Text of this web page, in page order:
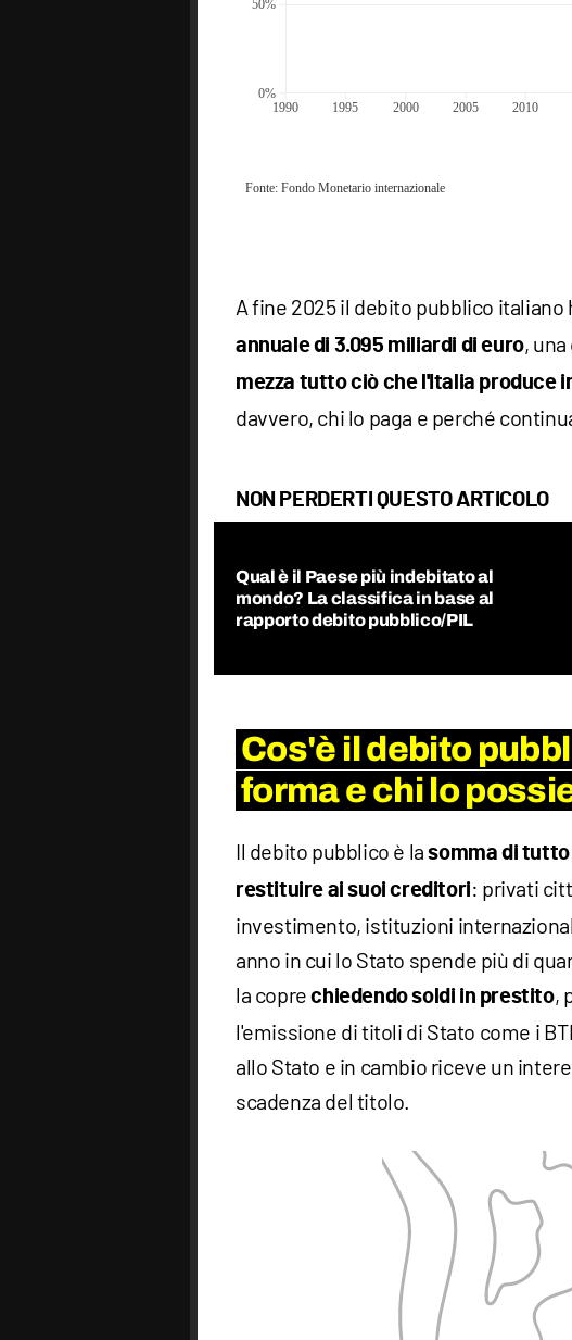
A fine 2025 il debito pubblico italiano
annuale di 3.095 miliardi di euro,
mezza tutto ciò che l'Italia produce
davvero, chi lo paga e perché
NON PERDERTI QUESTO ARTICOLO
Qual è il Paese più indebitato al
mondo? La classifica in base al
rapporto debito pubblico/PIL
Cos'è il debito
forma e chi lo
Il debito pubblico è lasomma di tutto
restituire ai suoi creditori: privati
investimento, istituzioni
anno in cui lo Stato spende più di
la coprechiedendo soldi in prestito,
l'emissione di titoli di Stato come i
allo Stato e in cambio riceve un
scadenza del titolo.